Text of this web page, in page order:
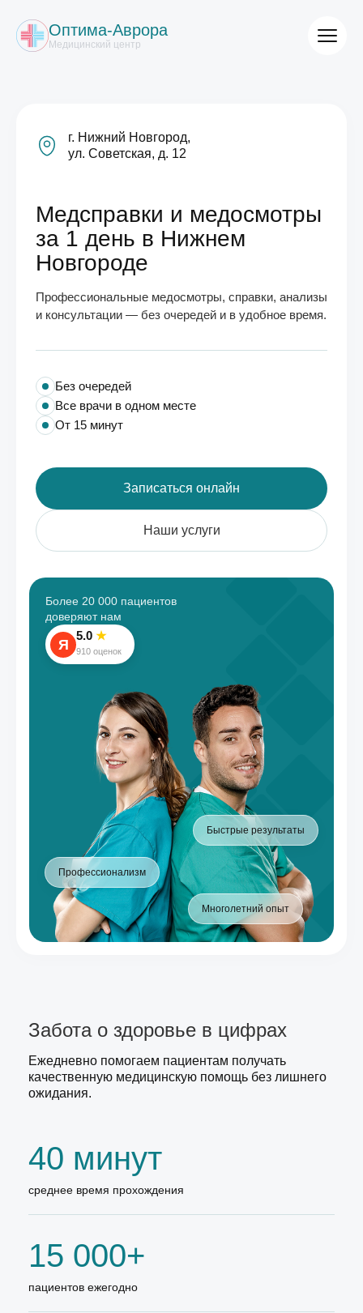
Оптима-Аврора
Медицинский центр
г. Нижний Новгород,
ул. Советская, д. 12
Медсправки и медосмотры
за 1 день в Нижнем
Новгороде
Профессиональные медосмотры, справки, анализы
и консультации — без очередей и в удобное время.
Без очередей
Все врачи в одном месте
От 15 минут
Записаться онлайн
Наши услуги
Более 20 000 пациентов
доверяют нам
Я
5.0 ★
910 оценок
Профессионализм
Быстрые результаты
Многолетний опыт
Забота о здоровье в цифрах
Ежедневно помогаем пациентам получать
качественную медицинскую помощь без лишнего
ожидания.
40 минут
среднее время прохождения
15 000+
пациентов ежегодно